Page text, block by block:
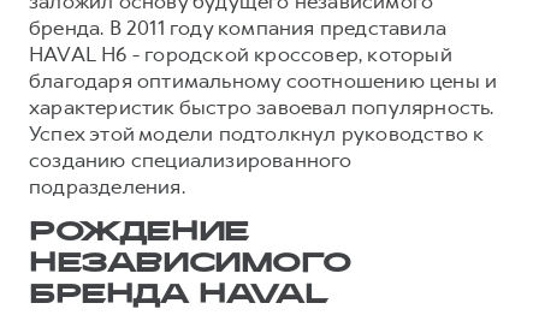
бренда. В 2011 году компания представила
HAVAL H6 - городской кроссовер, который
благодаря оптимальному соотношению цены и
характеристик быстро завоевал популярность.
Успех этой модели подтолкнул руководство к
созданию специализированного
подразделения.
РОЖДЕНИЕ
НЕЗАВИСИМОГО
БРЕНДА HAVAL